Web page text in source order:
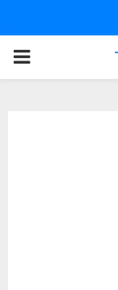
PRIMARY